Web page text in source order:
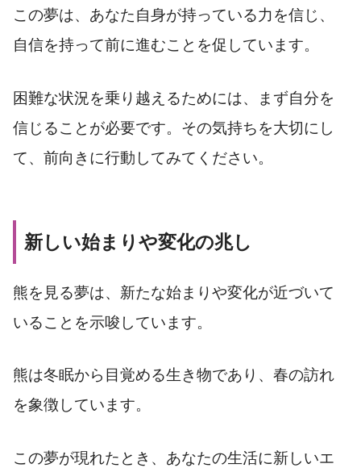
この夢は、あなた自身が持っている力を信じ、
自信を持って前に進むことを促しています。
困難な状況を乗り越えるためには、まず自分を
信じることが必要です。その気持ちを大切にし
て、前向きに行動してみてください。
新しい始まりや変化の兆し
熊を見る夢は、新たな始まりや変化が近づいて
いることを示唆しています。
熊は冬眠から目覚める生き物であり、春の訪れ
を象徴しています。
この夢が現れたとき、あなたの生活に新しいエ